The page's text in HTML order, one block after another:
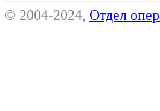
© 2004-2024, Отдел